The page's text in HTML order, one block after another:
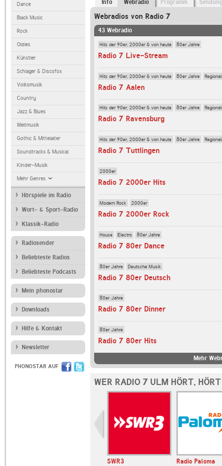
Dance
Black Music
Rock
Oldies
Künstler
Schlager & Discofox
Volksmusik
Country
Jazz & Blues
Weltmusik
Gothic & Mittelalter
Soundtracks & Musical
Kinder-Musik
Mehr Genres
Hörspiele im Radio
Wort- & Sport-Radio
Klassik-Radio
Radiosender
Beliebteste Radios
Beliebteste Podcasts
Mein phonostar
Downloads
Hilfe & Kontakt
Newsletter
PHONOSTAR AUF
Info Webradio Programm
Webradios von Radio 7
43 Webradio
Hits der 90er, 2000er & von heute 80er Jahre
Radio 7 Live-Stream
Hits der 90er, 2000er & von heute 80er Jahre
Radio 7 Aalen
Hits der 90er, 2000er & von heute 80er Jahre
Radio 7 Ravensburg
Hits der 90er, 2000er & von heute 80er Jahre
Radio 7 Tuttlingen
2000er
Radio 7 2000er Hits
Modern Rock 2000er
Radio 7 2000er Rock
House Electro 80er Jahre
Radio 7 80er Dance
80er Jahre Deutsche Musik
Radio 7 80er Deutsch
80er Jahre
Radio 7 80er Dinner
80er Jahre
Radio 7 80er Hits
Mehr
WER RADIO 7 ULM HÖRT,
SWR3 Radio Paloma